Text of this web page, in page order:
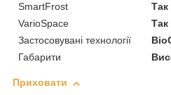
SmartFrost
Так
VarioSpace
Так
Застосовувані технології
Габарити
Приховати